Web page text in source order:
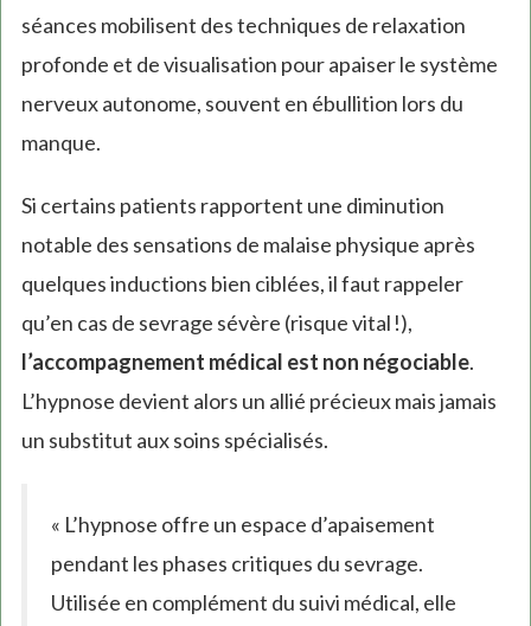
séances mobilisent des techniques de relaxation
profonde et de visualisation pour apaiser le système
nerveux autonome, souvent en ébullition lors du
manque.
Si certains patients rapportent une diminution
notable des sensations de malaise physique après
quelques inductions bien ciblées, il faut rappeler
qu’en cas de sevrage sévère (risque vital !),
l’accompagnement médical est non négociable.
L’hypnose devient alors un allié précieux mais jamais
un substitut aux soins spécialisés.
« L’hypnose offre un espace d’apaisement
pendant les phases critiques du sevrage.
Utilisée en complément du suivi médical, elle